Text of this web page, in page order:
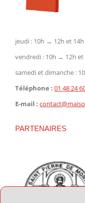
jeudi : 10h → 12h et
vendredi : 10h → 12h
samedi et dimanche :
Téléphone : 01 48 24
E-mail :
PARTENAIRES